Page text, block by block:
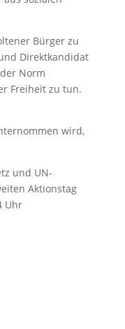
Bürger zu
Direktkandidat
Norm
Freiheit zu tun.
wird,
und UN-
Aktionstag
Uhr